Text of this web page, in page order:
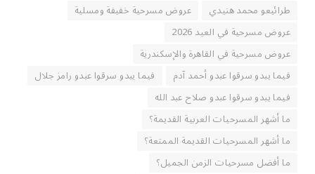
طرائيعو محمد هنيدي
عروض مسرحية خفيفة ومسلية
عروض مسرحية في العيد 2026
عروض مسرحية في القاهرة والإسكندرية
فيما يبدو سرقوا عبدو أحمد آدم
فيما يبدو سرقوا عبدو رامز جلال
فيما يبدو سرقوا عبدو صلاح عبد الله
ما أشهر المسرحيات العربية القديمة؟
ما أشهر المسرحيات القديمة الممتعة؟
ما أفضل مسرحيات الزمن الجميل؟